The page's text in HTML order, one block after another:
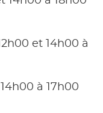
et 14h00 à
à 17h00